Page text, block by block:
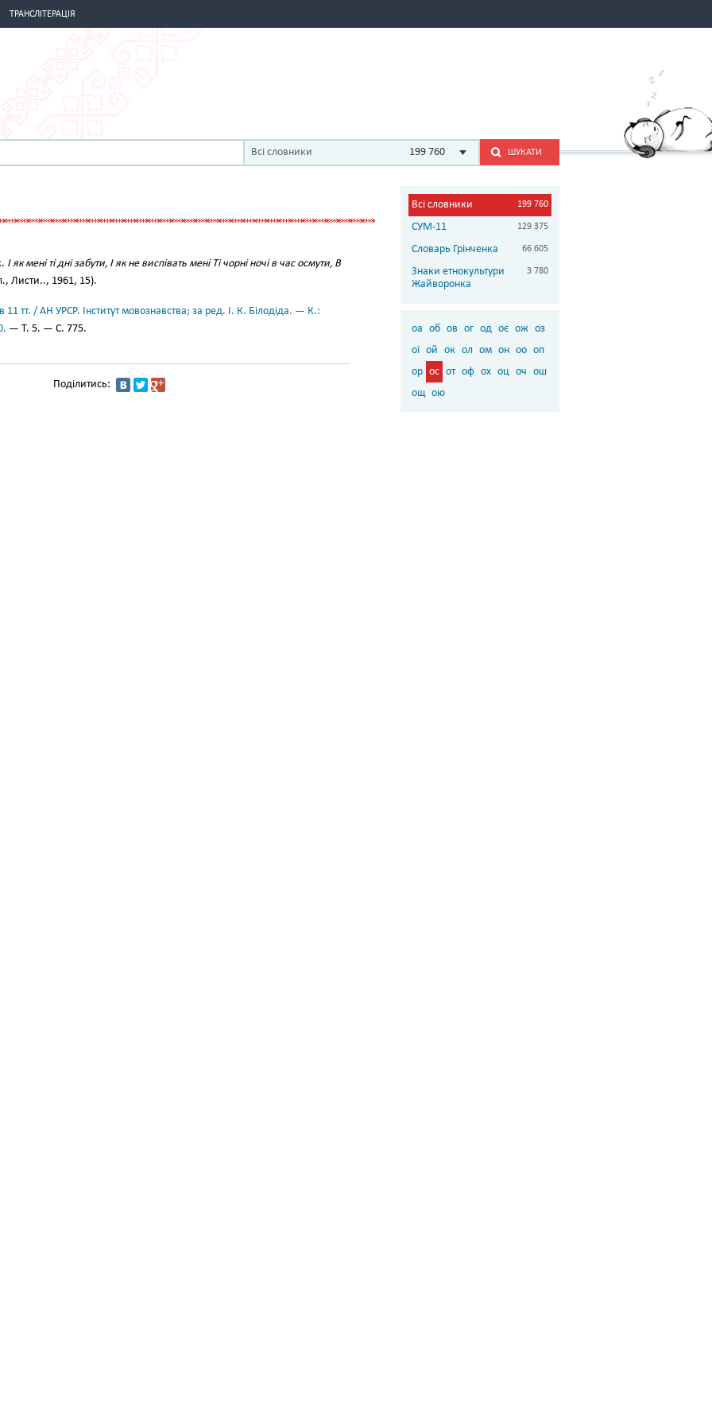
ТРАНСЛІТЕРАЦІЯ
Всі словники 199 760 ШУКАТИ
І як мені ті дні забути, І як не виспівать мені Ті чорні ночі в час осмути, В
Листи.., 1961, 15).
11 тт. / АН УРСР. Інститут мовознавства; за ред. І. К. Білодіда. — К.:
— Т. 5. — С. 775.
Поділитись:
Всі словники 199 760
СУМ-11 129 375
Словарь Грінченка 66 605
Знаки етнокультури
Жайворонка
3 780
оа об ов ог од оє ож оз
ої ой ок ол ом он оо оп
ор ос от оф ох оц оч ош
ощ ою